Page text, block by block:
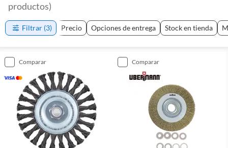
productos)
Filtrar (3) Precio Opciones de entrega Stock en tienda
comparar comparar